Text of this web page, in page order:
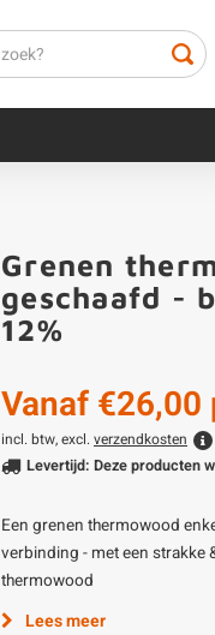
Blauwsteen sokkels
Grenen
geschaafd -
12%
Vanaf€26,00
incl. btw, excl. verzendkosten
Levertijd: Deze producten
Een grenen thermowood
verbinding - met een strakke
thermowood
Lees meer